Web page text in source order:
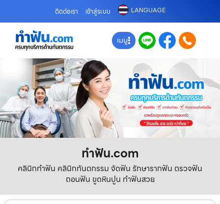
ติดต่อเรา เข้าสู่ระบบ LANGUAGE
เมนู
ทําฟัน.com
คลินิกทำฟัน คลินิกทันตกรรม จัดฟัน รักษารากฟัน ตรวจฟัน
ถอนฟัน ขูดหินปูน ทำฟันสวย